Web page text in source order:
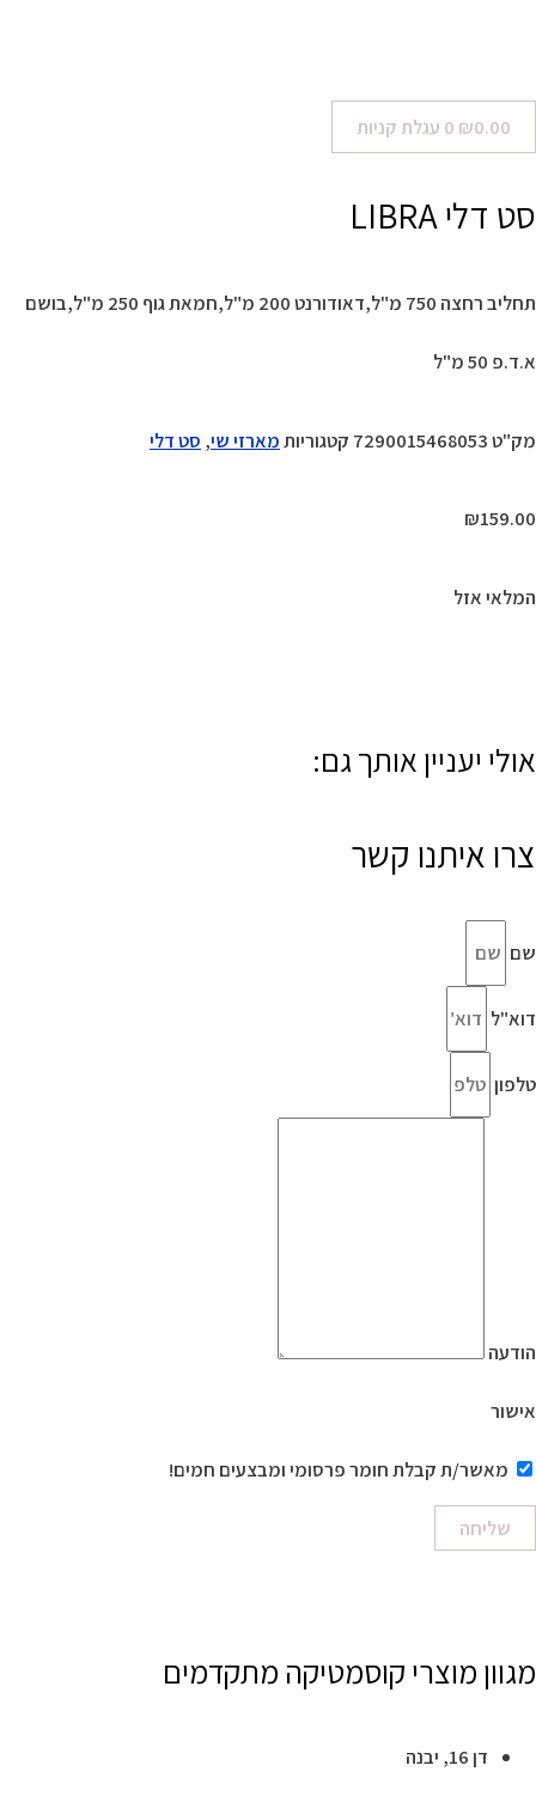
₪0.00
0 עגלת קניות
סט דלי LIBRA
תחליב רחצה 750 מ"ל,דאודורנט 200 מ"ל,חמאת גוף 250 מ"ל,בושם
א.ד.פ 50 מ"ל
מק"ט7290015468053 קטגוריותמארזי שי, סט דלי
₪159.00
המלאי אזל
אולי יעניין אותך גם:
צרו איתנו קשר
שם
דוא"ל
טלפון
הודעה
אישור
מאשר/ת קבלת חומר פרסומי ומבצעים חמים!
שליחה
מגוון מוצרי קוסמטיקה מתקדמים
דן 16, יבנה